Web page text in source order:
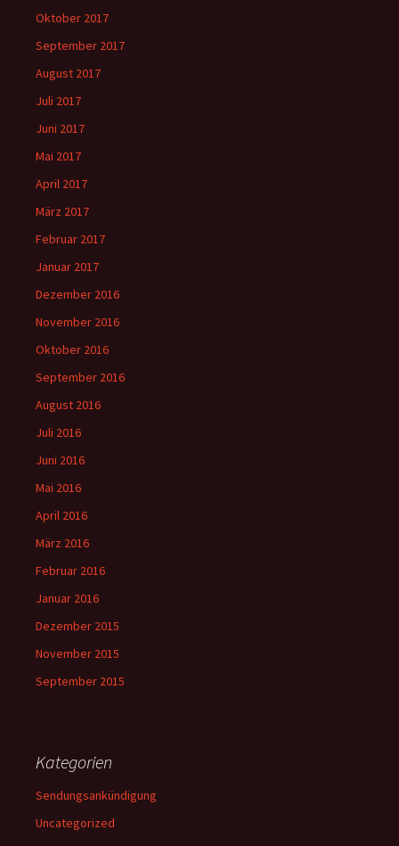
Oktober 2017
September 2017
August 2017
Juli 2017
Juni 2017
Mai 2017
April 2017
März 2017
Februar 2017
Januar 2017
Dezember 2016
November 2016
Oktober 2016
September 2016
August 2016
Juli 2016
Juni 2016
Mai 2016
April 2016
März 2016
Februar 2016
Januar 2016
Dezember 2015
November 2015
September 2015
Kategorien
Sendungsankündigung
Uncategorized